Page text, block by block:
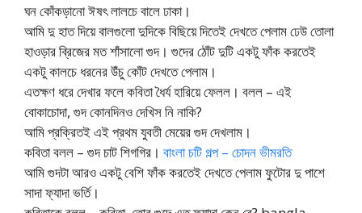
ঘন কোঁকড়ানো ঈষৎ লালচে বালে ঢাকা।
আমি দু হাত দিয়ে বালগুলো দুদিকে বিছিয়ে দিতেই দেখতে পেলাম ঢেউ তোলা
হাওড়ার ব্রিজের মত শাঁসালো গুদ। গুদের ঠোঁট দুটি একটু ফাঁক করতেই
একটু কালচে ধরনের উঁচু কোঁট দেখতে পেলাম।
এতক্ষণ ধরে দেখার ফলে কবিতা ধৈর্য হারিয়ে ফেলল। বলল – এই
বোকাচোদা, গুদ কোনদিনও দেখিস নি নাকি?
আমি প্রক্রিতই এই প্রথম যুবতী মেয়ের গুদ দেখলাম।
কবিতা বলল – গুদ চাট শিগগির। বাংলা চটি গল্প – চোদন ভীমরতি
আমি গুদটা আরও একটু বেশি ফাঁক করতেই দেখতে পেলাম ফুটোর দু পাশে
সাদা ফ্যাদা ভর্তি।